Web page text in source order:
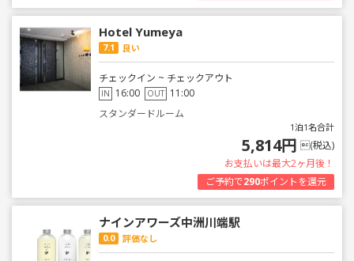
Hotel Yumeya
7.1 良い
チェックイン ~ チェックアウト
IN 16:00 OUT 11:00
スタンダードルーム
1泊1名合計
5,814円 (税込)
お支払いは最大2ヶ月後！
ご予約で290ポイントを還元
ナインアワーズ中洲川端駅
0.0 評価なし